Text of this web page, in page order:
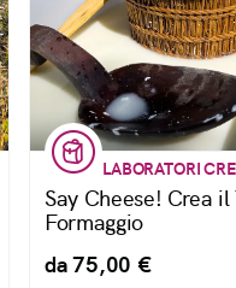
LABORATORI
Say Cheese! Crea il
Formaggio
da 75,00 €